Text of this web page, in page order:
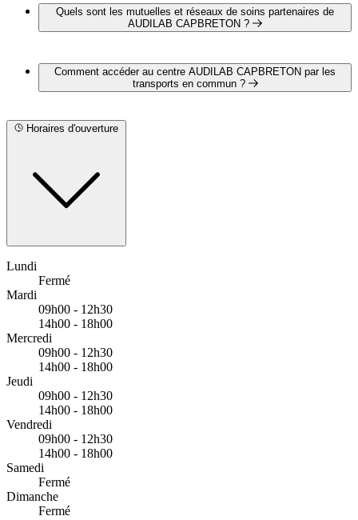
PHONAK
BERNAFON
Quels sont les mutuelles et réseaux de soins partenaires de
AUDILAB CAPBRETON ?
et réseaux de soins suivants :
CARTE BLANCHE
Comment accéder au centre AUDILAB CAPBRETON par les
transports en commun ?
suivants :
Horaires d'ouverture
Lundi
Fermé
Mardi
09h00 - 12h30
14h00 - 18h00
Mercredi
09h00 - 12h30
14h00 - 18h00
Jeudi
09h00 - 12h30
14h00 - 18h00
Vendredi
09h00 - 12h30
14h00 - 18h00
Samedi
Fermé
Dimanche
Fermé